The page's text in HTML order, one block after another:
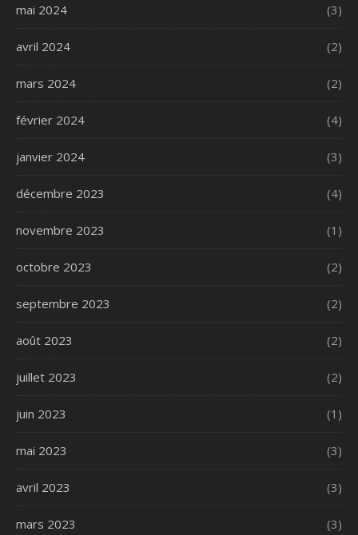
mai 2024 (3)
avril 2024 (2)
mars 2024 (2)
février 2024 (4)
janvier 2024 (3)
décembre 2023 (4)
novembre 2023 (1)
octobre 2023 (2)
septembre 2023 (2)
août 2023 (2)
juillet 2023 (2)
juin 2023 (1)
mai 2023 (3)
avril 2023 (3)
mars 2023 (3)